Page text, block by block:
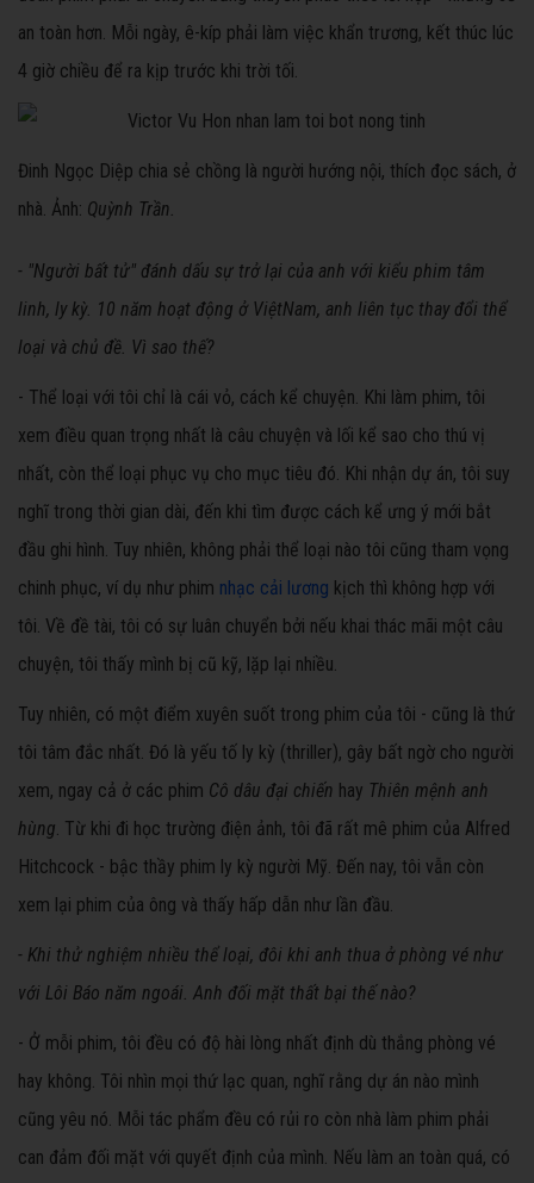
an toàn hơn. Mỗi ngày, ê-kíp phải làm việc khẩn trương, kết thúc lúc
4 giờ chiều để ra kịp trước khi trời tối.
Đinh Ngọc Diệp chia sẻ chồng là người hướng nội, thích đọc sách, ở
nhà. Ảnh: Quỳnh Trần.
- "Người bất tử" đánh dấu sự trở lại của anh với kiểu phim tâm
linh, ly kỳ. 10 năm hoạt động ở ViệtNam, anh liên tục thay đổi thể
loại và chủ đề. Vì sao thế?
- Thể loại với tôi chỉ là cái vỏ, cách kể chuyện. Khi làm phim, tôi
xem điều quan trọng nhất là câu chuyện và lối kể sao cho thú vị
nhất, còn thể loại phục vụ cho mục tiêu đó. Khi nhận dự án, tôi suy
nghĩ trong thời gian dài, đến khi tìm được cách kể ưng ý mới bắt
đầu ghi hình. Tuy nhiên, không phải thể loại nào tôi cũng tham vọng
chinh phục, ví dụ như phim nhạc cải lương kịch thì không hợp với
tôi. Về đề tài, tôi có sự luân chuyển bởi nếu khai thác mãi một câu
chuyện, tôi thấy mình bị cũ kỹ, lặp lại nhiều.
Tuy nhiên, có một điểm xuyên suốt trong phim của tôi - cũng là thứ
tôi tâm đắc nhất. Đó là yếu tố ly kỳ (thriller), gây bất ngờ cho người
xem, ngay cả ở các phim Cô dâu đại chiến hay Thiên mệnh anh
hùng. Từ khi đi học trường điện ảnh, tôi đã rất mê phim của Alfred
Hitchcock - bậc thầy phim ly kỳ người Mỹ. Đến nay, tôi vẫn còn
xem lại phim của ông và thấy hấp dẫn như lần đầu.
- Khi thử nghiệm nhiều thể loại, đôi khi anh thua ở phòng vé như
với Lôi Báo năm ngoái. Anh đối mặt thất bại thế nào?
- Ở mỗi phim, tôi đều có độ hài lòng nhất định dù thắng phòng vé
hay không. Tôi nhìn mọi thứ lạc quan, nghĩ rằng dự án nào mình
cũng yêu nó. Mỗi tác phẩm đều có rủi ro còn nhà làm phim phải
can đảm đối mặt với quyết định của mình. Nếu làm an toàn quá, có